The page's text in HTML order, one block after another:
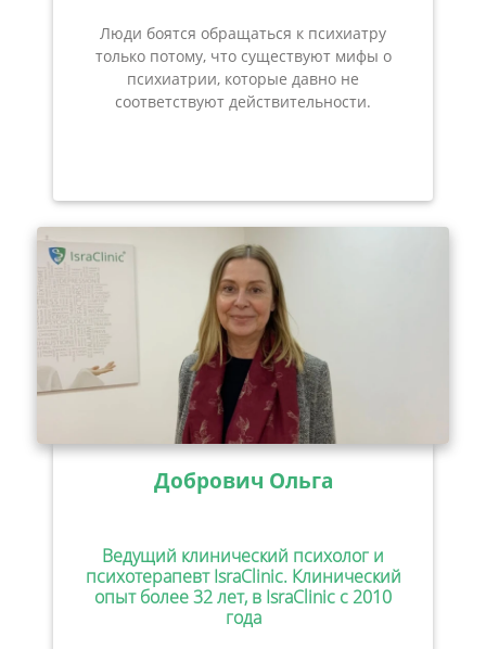
Люди боятся обращаться к психиатру
только потому, что существуют мифы о
психиатрии, которые давно не
соответствуют действительности.
Добрович Ольга
Ведущий клинический психолог и
психотерапевт IsraClinic. Клинический
опыт более 32 лет, в IsraClinic с 2010
года